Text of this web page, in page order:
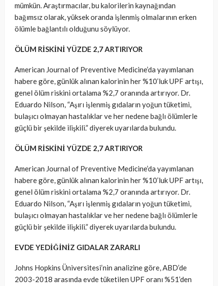
mümkün. Araştırmacılar, bu kalorilerin kaynağından
bağımsız olarak, yüksek oranda işlenmiş olmalarının erken
ölümle bağlantılı olduğunu söylüyor.
ÖLÜM RİSKİNİ YÜZDE 2,7 ARTIRIYOR
American Journal of Preventive Medicine’da yayımlanan
habere göre, günlük alınan kalorinin her %10’luk UPF artışı,
genel ölüm riskini ortalama %2,7 oranında artırıyor. Dr.
Eduardo Nilson, “Aşırı işlenmiş gıdaların yoğun tüketimi,
bulaşıcı olmayan hastalıklar ve her nedene bağlı ölümlerle
güçlü bir şekilde ilişkili.” diyerek uyarılarda bulundu.
ÖLÜM RİSKİNİ YÜZDE 2,7 ARTIRIYOR
American Journal of Preventive Medicine’da yayımlanan
habere göre, günlük alınan kalorinin her %10’luk UPF artışı,
genel ölüm riskini ortalama %2,7 oranında artırıyor. Dr.
Eduardo Nilson, “Aşırı işlenmiş gıdaların yoğun tüketimi,
bulaşıcı olmayan hastalıklar ve her nedene bağlı ölümlerle
güçlü bir şekilde ilişkili.” diyerek uyarılarda bulundu.
EVDE YEDİĞİNİZ GIDALAR ZARARLI
Johns Hopkins Üniversitesi’nin analizine göre, ABD’de
2003-2018 arasında evde tüketilen UPF oranı %51’den